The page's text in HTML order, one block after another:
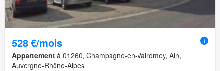
528 €/mois
Appartement à 01260, Champagne-en-Valromey, Ain,
Auvergne-Rhône-Alpes